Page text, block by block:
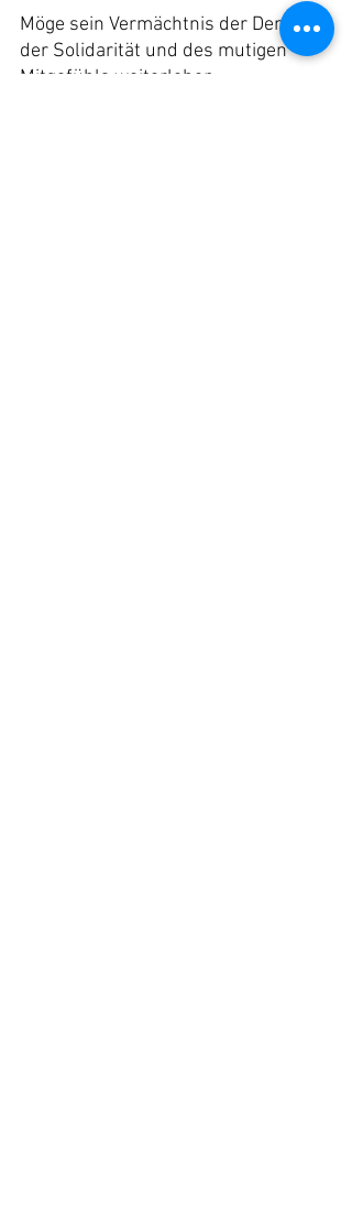
Möge sein Vermächtnis der Demut,
der Solidarität und des mutigen
Mitgefühls weiterleben.